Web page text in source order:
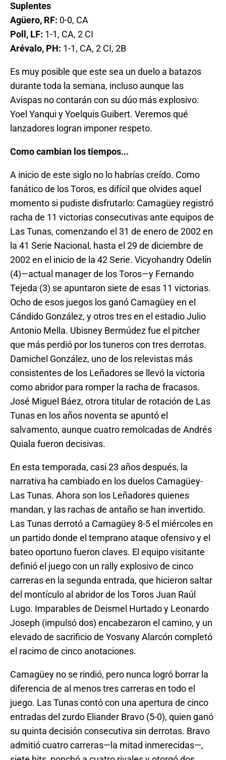
Suplentes
Agüero, RF: 0-0, CA
Poll, LF: 1-1, CA, 2 CI
Arévalo, PH: 1-1, CA, 2 CI, 2B
Es muy posible que este sea un duelo a batazos
durante toda la semana, incluso aunque las
Avispas no contarán con su dúo más explosivo:
Yoel Yanqui y Yoelquis Guibert. Veremos qué
lanzadores logran imponer respeto.
Como cambian los tiempos...
A inicio de este siglo no lo habrías creído. Como
fanático de los Toros, es difícil que olvides aquel
momento si pudiste disfrutarlo: Camagüey registró
racha de 11 victorias consecutivas ante equipos de
Las Tunas, comenzando el 31 de enero de 2002 en
la 41 Serie Nacional, hasta el 29 de diciembre de
2002 en el inicio de la 42 Serie. Vicyohandry Odelín
(4)—actual manager de los Toros—y Fernando
Tejeda (3) se apuntaron siete de esas 11 victorias.
Ocho de esos juegos los ganó Camagüey en el
Cándido González, y otros tres en el estadio Julio
Antonio Mella. Ubisney Bermúdez fue el pitcher
que más perdió por los tuneros con tres derrotas.
Damichel González, uno de los relevistas más
consistentes de los Leñadores se llevó la victoria
como abridor para romper la racha de fracasos.
José Miguel Báez, otrora titular de rotación de Las
Tunas en los años noventa se apuntó el
salvamento, aunque cuatro remolcadas de Andrés
Quiala fueron decisivas.
En esta temporada, casi 23 años después, la
narrativa ha cambiado en los duelos Camagüey-
Las Tunas. Ahora son los Leñadores quienes
mandan, y las rachas de antaño se han invertido.
Las Tunas derrotó a Camagüey 8-5 el miércoles en
un partido donde el temprano ataque ofensivo y el
bateo oportuno fueron claves. El equipo visitante
definió el juego con un rally explosivo de cinco
carreras en la segunda entrada, que hicieron saltar
del montículo al abridor de los Toros Juan Raúl
Lugo. Imparables de Deismel Hurtado y Leonardo
Joseph (impulsó dos) encabezaron el camino, y un
elevado de sacrificio de Yosvany Alarcón completó
el racimo de cinco anotaciones.
Camagüey no se rindió, pero nunca logró borrar la
diferencia de al menos tres carreras en todo el
juego. Las Tunas contó con una apertura de cinco
entradas del zurdo Eliander Bravo (5-0), quien ganó
su quinta decisión consecutiva sin derrotas. Bravo
admitió cuatro carreras—la mitad inmerecidas—,